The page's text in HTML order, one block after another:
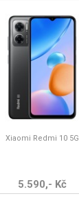
Xiaomi Redmi 10 5G
5.590,- Kč